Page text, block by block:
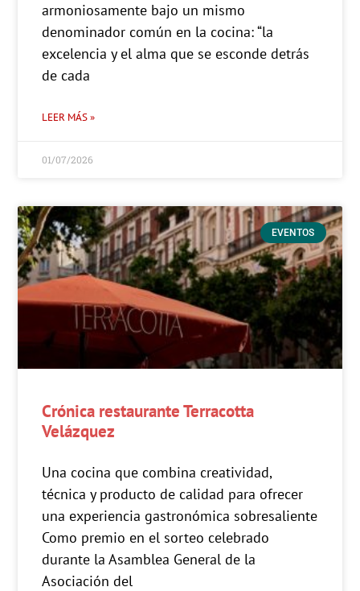
armoniosamente bajo un mismo
denominador común en la cocina: “la
excelencia y el alma que se esconde detrás
de cada
LEER MÁS »
01/07/2026
EVENTOS
Crónica restaurante Terracotta
Velázquez
Una cocina que combina creatividad,
técnica y producto de calidad para ofrecer
una experiencia gastronómica sobresaliente
Como premio en el sorteo celebrado
durante la Asamblea General de la
Asociación del